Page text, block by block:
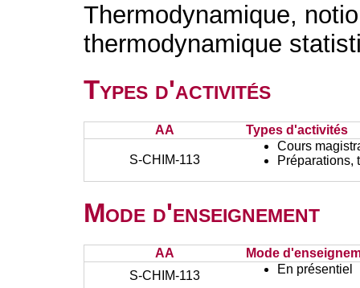
Thermodynamique,
thermodynamique
Types d'activités
AA Types d'activités
S-CHIM-113
Cours
Préparations,
Mode d'enseignement
AA
Mode
S-CHIM-113
En présentiel